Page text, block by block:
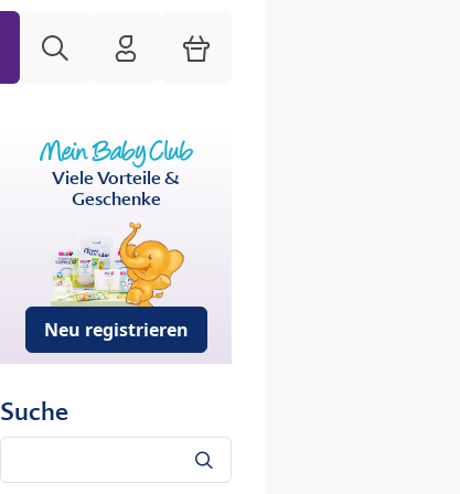
HiPP Mein Babyclub
Warenkorb
Viele Vorteile &
Geschenke
Neu registrieren
Suche